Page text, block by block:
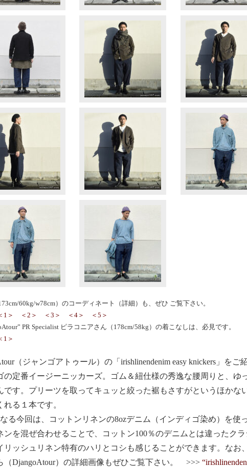
60kg/w78cm）のコーディネート（詳細）も、ぜひ ご覧下さい。
1＞ ＜2＞ ＜3＞ ＜4＞
＜5＞
PR Specialist ピラコニアさん（178cm/58kg）の着こなしは、必見です。
1＞
（ジャンゴアトゥール）の「irishlinendenim easy knickers」をご
の定番イージーニッカーズ。ゴム＆紐仕様の秀逸な腰周りと、ゆ
です。プリーツを取ってキュッと絞った裾もさすがというほかな
れる１本です。
る今回は、コットンリネンの8ozデニム（インディゴ染め）を使
ンを混ぜ合わせることで、コットン100％のデニムとは違ったク
リッシュリネン特有のハリとコシも感じることができます。なお
DjangoAtour）の詳細画像もぜひご覧下さい。 >>>